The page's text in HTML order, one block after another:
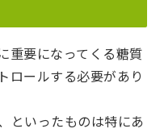
重要になってくる糖質
ロールする必要があり
といったものは特にあ